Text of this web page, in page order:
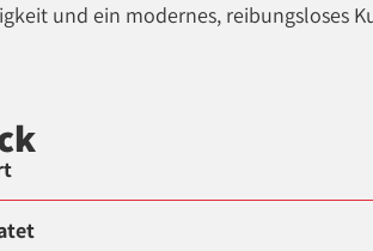
und ein modernes, reibungsloses